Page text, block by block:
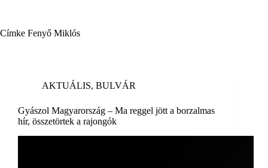
Címke Fenyő Miklós
AKTUÁLIS, BULVÁR
Gyászol Magyarország – Ma reggel jött a borzalmas
hír, összetörtek a rajongók